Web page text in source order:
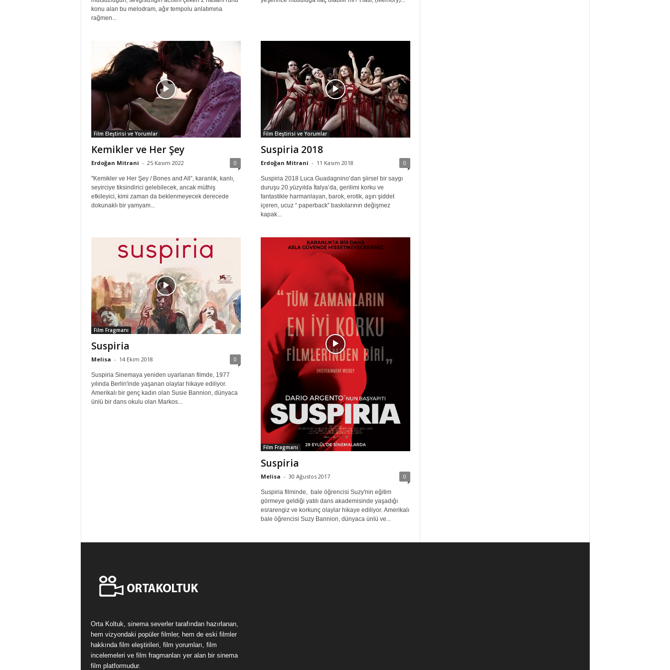
konu alan bu melodram, ağır tempolu anlatımına
rağmen...
Film Eleştirisi ve Yorumlar
Kemikler ve Her Şey
Erdoğan Mitrani - 25 Kasım 2022 0
''Kemikler ve Her Şey / Bones and All”, karanlık, kanlı,
seyirciye tiksindirici gelebilecek, ancak müthiş
etkileyici, kimi zaman da beklenmeyecek derecede
dokunaklı bir yamyam...
Film Eleştirisi ve Yorumlar
Suspiria 2018
Erdoğan Mitrani - 11 Kasım 2018 0
Suspiria 2018 Luca Guadagnino’dan şiirsel bir saygı
duruşu 20.yüzyılda İtalya’da, gerilimi korku ve
fantastikle harmanlayan, barok, erotik, aşırı şiddet
içeren, ucuz “ paperback” baskılarının değişmez
kapak...
Film Fragmanı
Suspiria
Melisa - 14 Ekim 2018 0
Suspiria Sinemaya yeniden uyarlanan filmde, 1977
yılında Berlin'inde yaşanan olaylar hikaye ediliyor.
Amerikalı bir genç kadın olan Susie Bannion, dünyaca
ünlü bir dans okulu olan Markos...
Film Fragmanı
Suspiria
Melisa - 30 Ağustos 2017 0
Suspiria filminde, bale öğrencisi Suzy'nin eğitim
görmeye geldiği yatılı dans akademisinde yaşadığı
esrarengiz ve korkunç olaylar hikaye ediliyor. Amerikalı
bale öğrencisi Suzy Bannion, dünyaca ünlü ve...
Orta Koltuk, sinema severler tarafından hazırlanan,
hem vizyondaki popüler filmler, hem de eski filmler
hakkında film eleştirileri, film yorumları, film
incelemeleri ve film fragmanları yer alan bir sinema
film platformudur.